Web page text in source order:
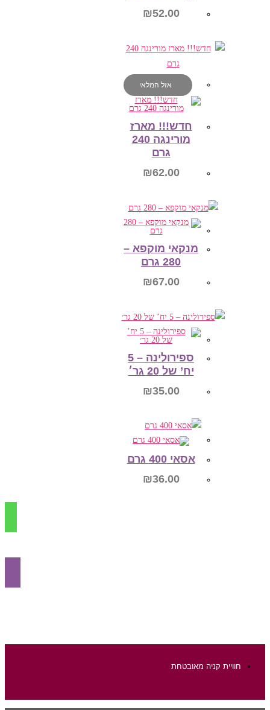
₪52.00
הוספה לסל
אזל המלאי
חדש!!! מארז
מורינגה 240
גרם
₪62.00
מנקאי מוקפא –
280 גרם
₪67.00
ספירולינה – 5
יח’ של 20 גר׳
₪35.00
הוספה לסל אסאי 400 גרם
₪36.00
חוויית קניה מאובטחת